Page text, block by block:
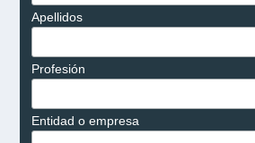
Apellidos
Profesión
Entidad o empresa